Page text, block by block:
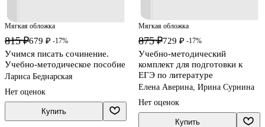
Мягкая обложка
815 ₽679 ₽ -17%
Учимся писать сочинение.
Учебно-методическое пособие
Лариса Беднарская
Нет оценок
Купить
Мягкая обложка
875 ₽729 ₽ -17%
Учебно-методический
комплект для подготовки к
ЕГЭ по литературе
Елена Аверина, Ирина Сурнина
Нет оценок
Купить